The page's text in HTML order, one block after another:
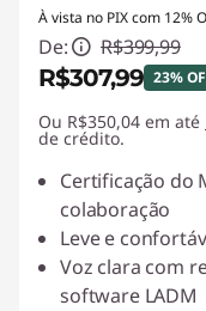
À vista no PIX com 12%
De: R$399,99
R$307,99 23%
Economias
Ou R$350,04 em até
de crédito.
Certificação do
colaboração
Leve e
Voz clara com
software LADM